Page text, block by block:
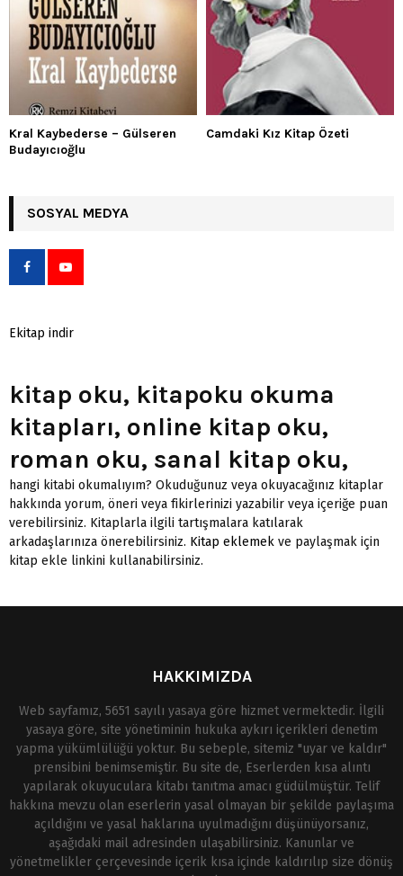
Kral Kaybederse – Gülseren
Budayıcıoğlu
Camdaki Kız Kitap Özeti
SOSYAL MEDYA
Ekitap indir
kitap oku, kitapoku okuma
kitapları, online kitap oku,
roman oku, sanal kitap oku,
hangi kitabi okumalıyım? Okuduğunuz veya okuyacağınız kitaplar
hakkında yorum, öneri veya fikirlerinizi yazabilir veya içeriğe puan
verebilirsiniz. Kitaplarla ilgili tartışmalara katılarak
arkadaşlarınıza önerebilirsiniz. Kitap eklemek ve paylaşmak için
kitap ekle linkini kullanabilirsiniz.
HAKKIMIZDA
Web sayfamız, 5651 sayılı yasaya göre hizmet vermektedir. İlgili
yasaya göre, site yönetiminin hukuka aykırı içerikleri denetim
yapma yükümlülüğü yoktur. Bu sebeple, sitemiz "uyar ve kaldır"
prensibini benimsemiştir. Bu site de, Eserlerden kısa alıntı
yapılarak okuyuculara kitabı tanıtma amacı güdülmüştür. Telif
hakkına mevzu olan eserlerin yasal olmayan bir şekilde paylaşıma
açıldığını ve yasal haklarına uyulmadığını düşünüyorsanız,
aşağıdaki mail adresinden ulaşabilirsiniz. Kanunlar ve
yönetmelikler çerçevesinde içerik kısa içinde kaldırılıp size dönüş